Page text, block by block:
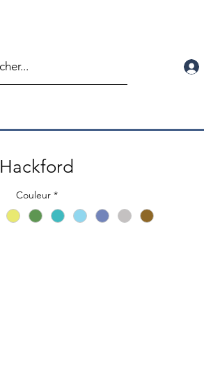
Hackford
Couleur *